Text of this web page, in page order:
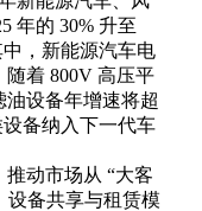
年的 30% 升至
，新能源汽车电
着 800V 高压平
设备年增速将超
备纳入下一代车
动市场从 “大客
设备共享与租赁模